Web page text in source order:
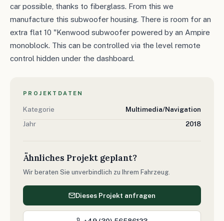
car possible, thanks to fiberglass. From this we
manufacture this subwoofer housing. There is room for an
extra flat 10 "Kenwood subwoofer powered by an Ampire
monoblock. This can be controlled via the level remote
control hidden under the dashboard.
PROJEKTDATEN
Kategorie
Multimedia/Navigation
Jahr
2018
Ähnliches Projekt geplant?
Wir beraten Sie unverbindlich zu Ihrem Fahrzeug.
Dieses Projekt anfragen